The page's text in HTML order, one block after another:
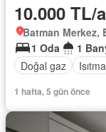
10.000 TL/
Batman Merkez,
1 Oda
1
Doğal gaz
Isıtma
1 hafta, 5 gün önce